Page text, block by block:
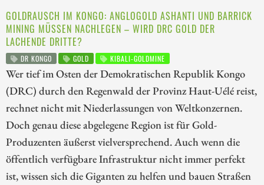
GOLDRAUSCH IM KONGO: ANGLOGOLD ASHANTI UND BARRICK
MINING MÜSSEN NACHLEGEN – WIRD DRC GOLD DER
LACHENDE DRITTE?
DR KONGO GOLD KIBALI-GOLDMINE
Wer tief im Osten der Demokratischen Republik Kongo
(DRC) durch den Regenwald der Provinz Haut-Uélé reist,
rechnet nicht mit Niederlassungen von Weltkonzernen.
Doch genau diese abgelegene Region ist für Gold-
Produzenten äußerst vielversprechend. Auch wenn die
öffentlich verfügbare Infrastruktur nicht immer perfekt
ist, wissen sich die Giganten zu helfen und bauen Straßen